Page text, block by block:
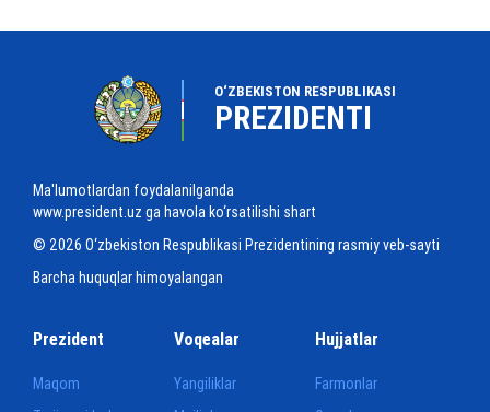
O‘ZBEKISTON RESPUBLIKASI
PREZIDENTI
Ma'lumotlardan foydalanilganda
www.president.uz ga havola ko‘rsatilishi shart
© 2026 O‘zbekiston Respublikasi Prezidentining rasmiy veb-sayti
Barcha huquqlar himoyalangan
Prezident
Maqom
Voqealar
Yangiliklar
Hujjatlar
Farmonlar